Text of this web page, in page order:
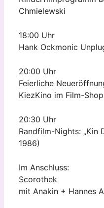
Chmielewski
18:00 Uhr
Hank Ockmonic
20:00 Uhr
Feierliche
KiezKino im Film-Shop
20:30 Uhr
Randfilm-Nights: „Kin
1986)
Im Anschluss:
Scorothek
mit Anakin + Hannes